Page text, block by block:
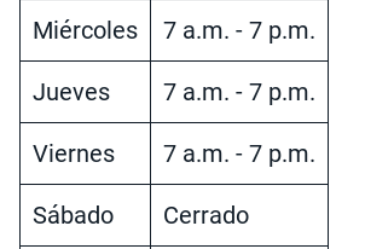
Miércoles 7 a.m. - 7 p.m.
Jueves 7 a.m. - 7 p.m.
Viernes 7 a.m. - 7 p.m.
Sábado Cerrado